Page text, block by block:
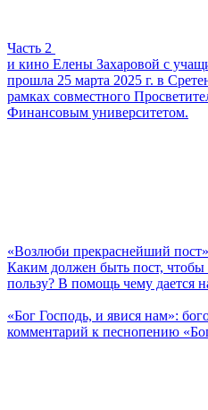
Часть 2
и кино Елены Захаровой с
прошла 25 марта 2025 г. в
рамках совместного
Финансовым университетом.
«Возлюби прекраснейший пост»
Каким должен быть пост,
пользу? В помощь чему дается
«Бог Господь, и явися нам»:
комментарий к песнопению